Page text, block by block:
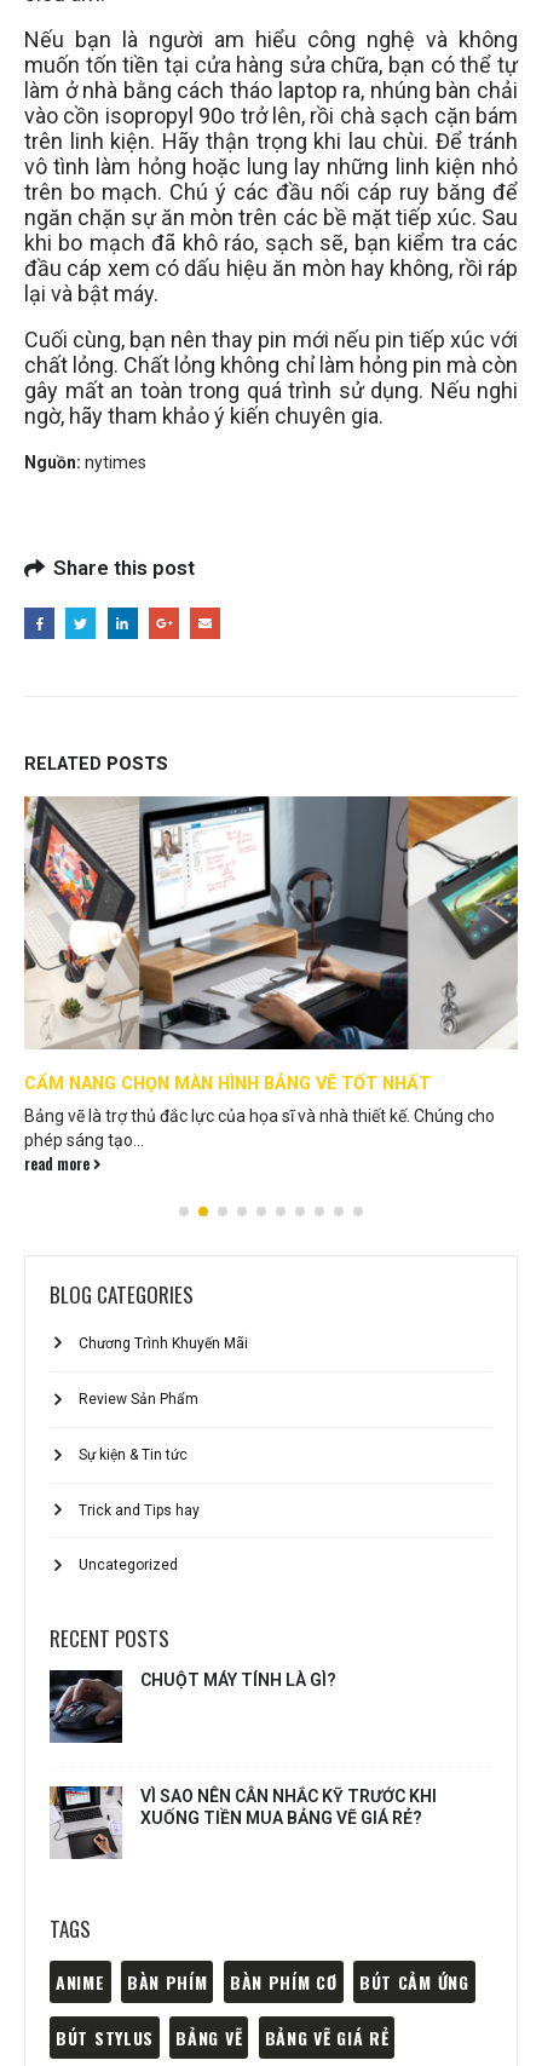
Nếu bạn là người am hiểu công nghệ và không
muốn tốn tiền tại cửa hàng sửa chữa, bạn có thể tự
làm ở nhà bằng cách tháo laptop ra, nhúng bàn chải
vào cồn isopropyl 90o trở lên, rồi chà sạch cặn bám
trên linh kiện. Hãy thận trọng khi lau chùi. Để tránh
vô tình làm hỏng hoặc lung lay những linh kiện nhỏ
trên bo mạch. Chú ý các đầu nối cáp ruy băng để
ngăn chặn sự ăn mòn trên các bề mặt tiếp xúc. Sau
khi bo mạch đã khô ráo, sạch sẽ, bạn kiểm tra các
đầu cáp xem có dấu hiệu ăn mòn hay không, rồi ráp
lại và bật máy.
Cuối cùng, bạn nên thay pin mới nếu pin tiếp xúc với
chất lỏng. Chất lỏng không chỉ làm hỏng pin mà còn
gây mất an toàn trong quá trình sử dụng. Nếu nghi
ngờ, hãy tham khảo ý kiến chuyên gia.
Nguồn: nytimes
Share this post
RELATED POSTS
CẨM NANG CHỌN MÀN HÌNH BẢNG VẼ TỐT NHẤT
Bảng vẽ là trợ thủ đắc lực của họa sĩ và nhà thiết kế. Chúng cho
phép sáng tạo...
read more
BLOG CATEGORIES
Chương Trình Khuyến Mãi
Review Sản Phẩm
Sự kiện & Tin tức
Trick and Tips hay
Uncategorized
RECENT POSTS
CHUỘT MÁY TÍNH LÀ GÌ?
VÌ SAO NÊN CÂN NHẮC KỸ TRƯỚC KHI
XUỐNG TIỀN MUA BẢNG VẼ GIÁ RẺ?
TAGS
ANIME BÀN PHÍM BÀN PHÍM CƠ BÚT CẢM ỨNG
BÚT STYLUS BẢNG VẼ BẢNG VẼ GIÁ RẺ